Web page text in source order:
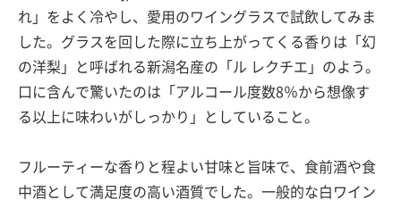
れ」をよく冷やし、愛用のワイングラスで試飲してみま
した。グラスを回した際に立ち上がってくる香りは「幻
の洋梨」と呼ばれる新潟名産の「ル レクチエ」のよう。
口に含んで驚いたのは「アルコール度数8％から想像す
る以上に味わいがしっかり」としていること。
フルーティーな香りと程よい甘味と旨味で、食前酒や食
中酒として満足度の高い酒質でした。一般的な白ワイン